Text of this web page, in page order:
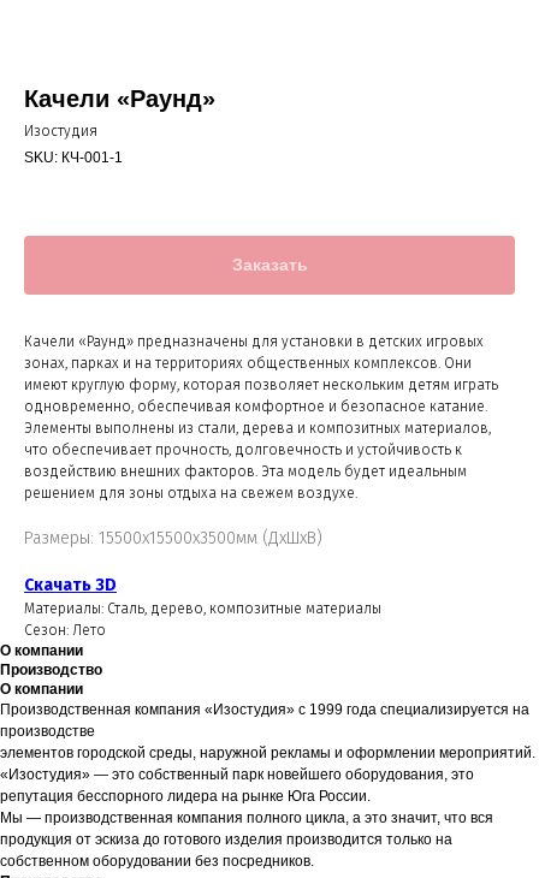
Качели «Раунд»
Изостудия
SKU: КЧ-001-1
Заказать
Качели «Раунд» предназначены для установки в детских игровых
зонах, парках и на территориях общественных комплексов. Они
имеют круглую форму, которая позволяет нескольким детям играть
одновременно, обеспечивая комфортное и безопасное катание.
Элементы выполнены из стали, дерева и композитных материалов,
что обеспечивает прочность, долговечность и устойчивость к
воздействию внешних факторов. Эта модель будет идеальным
решением для зоны отдыха на свежем воздухе.
Размеры: 15500х15500х3500мм (ДхШхВ)
Скачать 3D
Материалы: Сталь, дерево, композитные материалы
Сезон: Лето
О компании
Производство
О компании
Производственная компания «Изостудия» с 1999 года специализируется на
производстве
элементов городской среды, наружной рекламы и оформлении мероприятий.
«Изостудия» — это собственный парк новейшего оборудования, это
репутация бесспорного лидера на рынке Юга России.
Мы — производственная компания полного цикла, а это значит, что вся
продукция от эскиза до готового изделия производится только на
собственном оборудовании без посредников.